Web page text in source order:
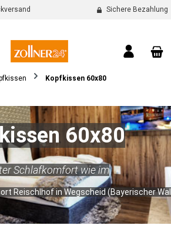
Sichere Bezahlung
Kopfkissen 60x80
60x80
Schlafkomfort wie im
Reischlhof in Wegscheid (Bayerischer